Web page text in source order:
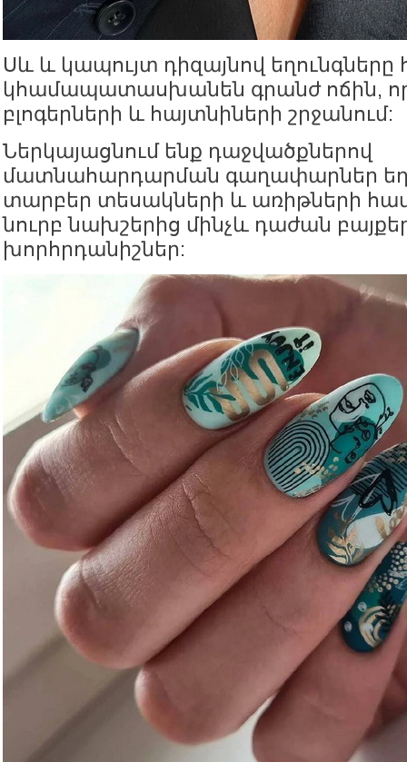
Սև և կապույտ դիզայնով եղունգները
կհամապատասխանեն գրանժ ոճին,
բլոգերների և հայտնիների շրջանում:
Ներկայացնում ենք դաջվածքներով
մատնահարդարման գաղափարներ
տարբեր տեսակների և առիթների
նուրբ նախշերից մինչև դաժան
խորհրդանիշներ: